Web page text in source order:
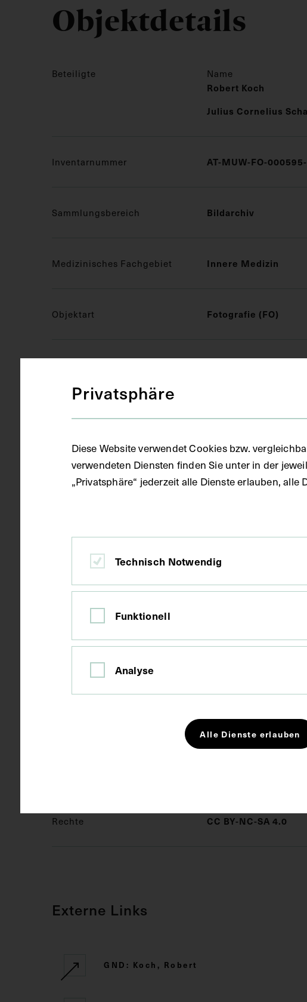
Objektdetails
Beteiligte Name
Robert Koch
Julius Cornelius
Inventarnummer AT-MUW-FO-
Sammlungsbereich Bildarchiv
Medizinisches Fachgebiet Innere Medizin
Objektart Fotografie (FO)
Datierung 1888
Berlin
Fotografie
Arzt Bakteriologe
Rechte CC BY-NC-SA 4.0
Externe Links
GND: Koch, Robert
Privatsphäre
Diese Website verwendet Cookies bzw.
verwendeten Diensten finden Sie unter in der
„Privatsphäre“ jederzeit alle Dienste erlauben,
Technisch Notwendig
Funktionell
Analyse
Alle Dienste erlauben